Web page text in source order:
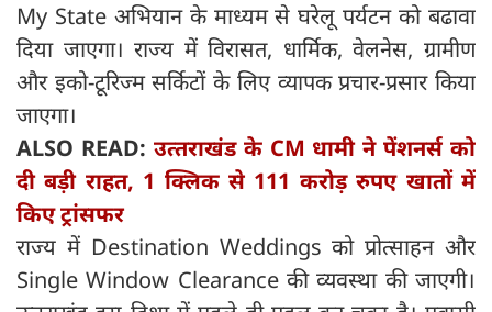
My State अभियान के माध्यम से घरेलू पर्यटन को बढावा
दिया जाएगा। राज्य में विरासत, धार्मिक, वेलनेस, ग्रामीण
और इको-टूरिज्म सर्किटों के लिए व्यापक प्रचार-प्रसार किया
जाएगा।
ALSO READ: उत्‍तराखंड के CM धामी ने पेंशनर्स को
दी बड़ी राहत, 1 क्लिक से 111 करोड़ रुपए खातों में
किए ट्रांसफर
राज्य में Destination Weddings को प्रोत्साहन और
Single Window Clearance की व्यवस्था की जाएगी।